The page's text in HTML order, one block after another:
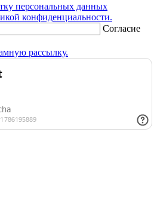
персональных данных
конфиденциальности.
Согласие
рассылку.